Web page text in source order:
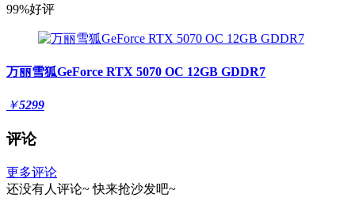
99%好评
万丽雪狐GeForce RTX 5070 OC 12GB GDDR7
￥5299
评论
更多评论
还没有人评论~ 快来抢沙发吧~